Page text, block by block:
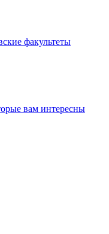
факультеты
вам интересны